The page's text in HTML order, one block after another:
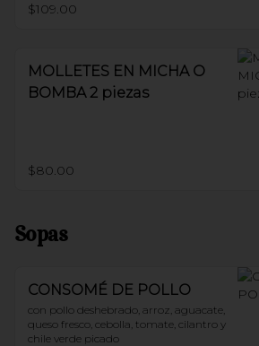
$109.00
MOLLETES EN MICHA O
BOMBA 2 piezas
$80.00
Sopas
CONSOMÉ DE POLLO
con pollo deshebrado, arroz, aguacate,
queso fresco, cebolla, tomate, cilantro y
chile verde picado